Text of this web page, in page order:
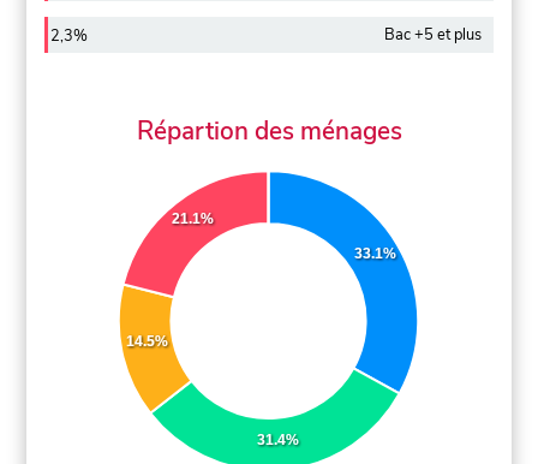
2,3% Bac +5 et plus
Répartion des ménages
33.1%
31.4%
14.5%
21.1%